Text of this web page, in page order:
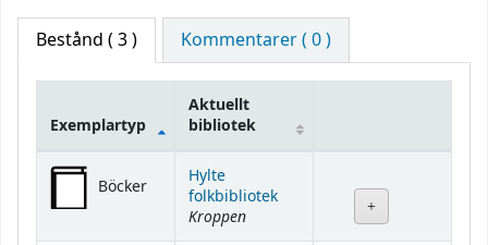
Bestånd ( 3 ) Kommentarer ( 0 )
Bestånd
Exemplartyp
Aktuellt
bibliotek
Böcker
Hylte
folkbibliotek
Kroppen